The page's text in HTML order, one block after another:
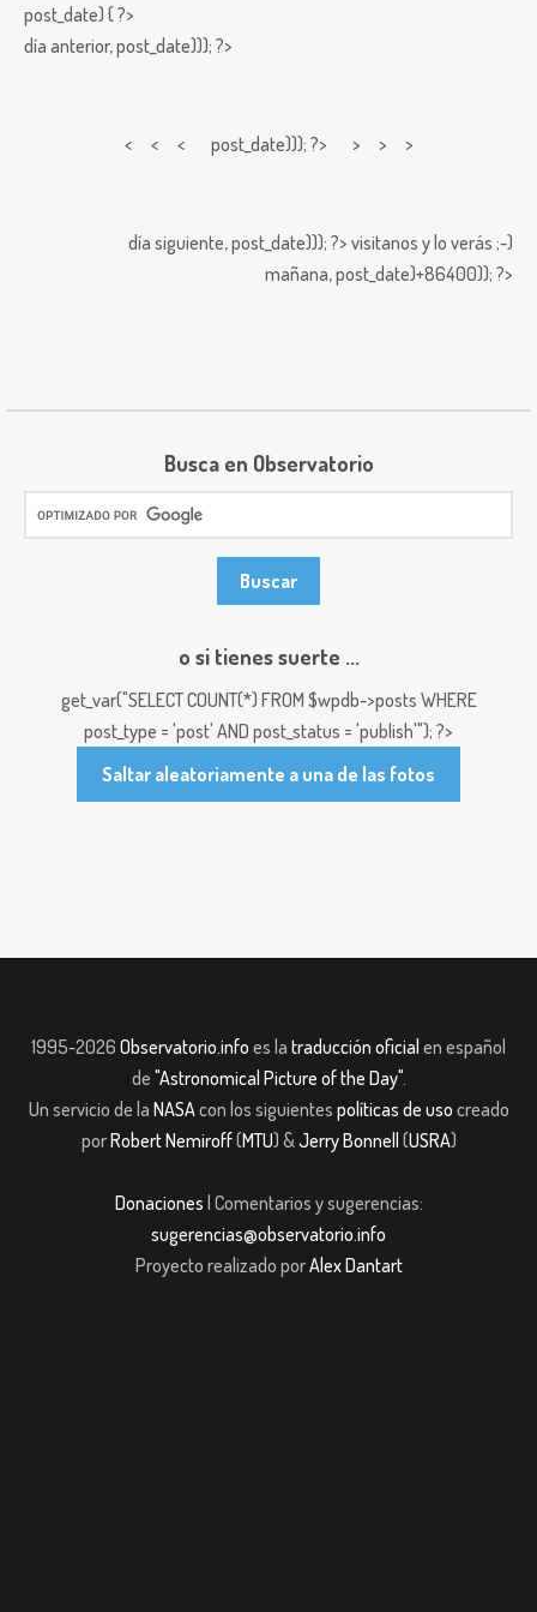
post_date) { ?>
día anterior,post_date))); ?>
< < < post_date))); ?> > > >
día siguiente,post_date))); ?> visitanos y lo verás ;-)
mañana,post_date)+86400)); ?>
Busca en Observatorio
o si tienes suerte ...
get_var("SELECT COUNT(*) FROM $wpdb->posts WHERE
post_type = 'post' AND post_status = 'publish'"); ?>
Saltar aleatoriamente a una de las fotos
1995-2026 Observatorio.info es la traducción oficial en español
de "Astronomical Picture of the Day".
Un servicio de la NASAcon los siguientes políticas de uso creado
porRobert Nemiroff(MTU) &Jerry Bonnell (USRA)
Donaciones | Comentarios y sugerencias:
sugerencias@observatorio.info
Proyecto realizado porAlex Dantart